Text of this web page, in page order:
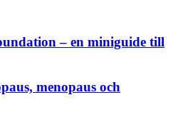
– en miniguide till
menopaus och